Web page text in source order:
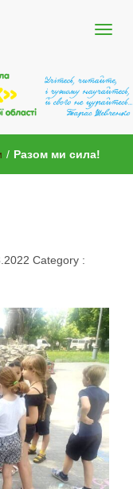
школа
/ Разом ми сила!
Category :